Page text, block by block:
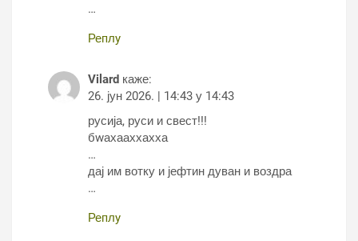
…
Реплy
Vilard каже:
26. јун 2026. | 14:43 у 14:43
русија, руси и свест!!!
бwахааххахха
…
дај им вотку и јефтин дуван и воздра
…
Реплy